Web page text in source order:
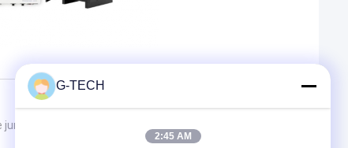
de 2024
G-TECH
2:45 AM